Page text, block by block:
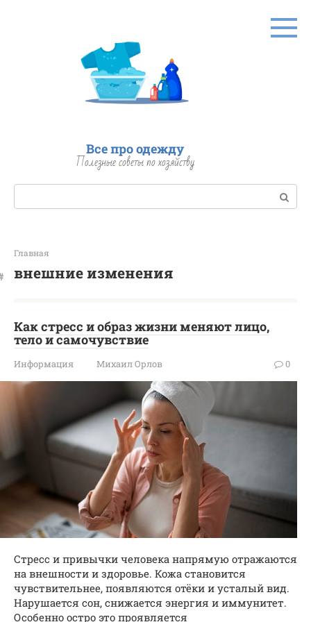
Все про одежду
Полезные советы по хозяйству
Поиск:
Главная
внешние изменения
Как стресс и образ жизни меняют лицо,
тело и самочувствие
Информация Михаил Орлов 0
Стресс и привычки человека напрямую отражаются
на внешности и здоровье. Кожа становится
чувствительнее, появляются отёки и усталый вид.
Нарушается сон, снижается энергия и иммунитет.
Особенно остро это проявляется